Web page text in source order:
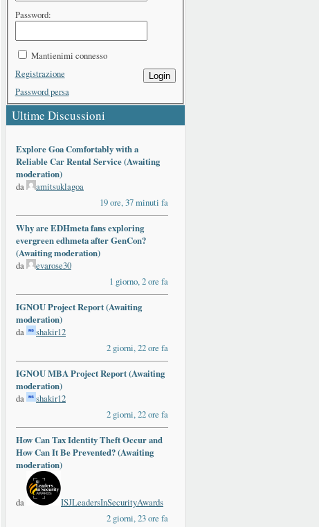
Password:
Mantienimi connesso
Login
Registrazione
Password persa
Ultime Discussioni
Explore Goa Comfortably with a
Reliable Car Rental Service (Awaiting
moderation)
da
amitsuklagoa
19 ore, 37 minuti fa
Why are EDHmeta fans exploring
evergreen edhmeta after GenCon?
(Awaiting moderation)
da
evarose30
1 giorno, 2 ore fa
IGNOU Project Report (Awaiting
moderation)
da
shakir12
2 giorni, 22 ore fa
IGNOU MBA Project Report (Awaiting
moderation)
da
shakir12
2 giorni, 22 ore fa
How Can Tax Identity Theft Occur and
How Can It Be Prevented? (Awaiting
moderation)
da
ISJLeadersInSecurityAwards
2 giorni, 23 ore fa